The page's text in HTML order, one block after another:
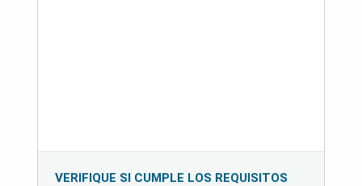
VERIFIQUE SI CUMPLE LOS REQUISITOS